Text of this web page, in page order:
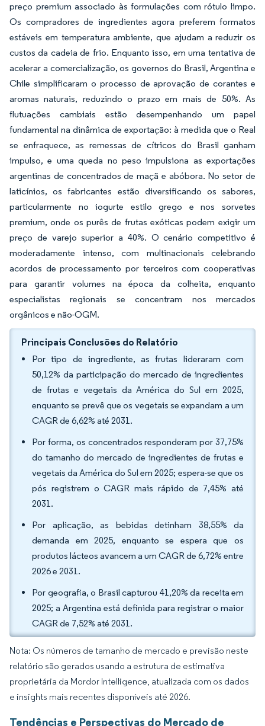
preço premium associado às formulações com rótulo limpo.
Os compradores de ingredientes agora preferem formatos
estáveis em temperatura ambiente, que ajudam a reduzir os
custos da cadeia de frio. Enquanto isso, em uma tentativa de
acelerar a comercialização, os governos do Brasil, Argentina e
Chile simplificaram o processo de aprovação de corantes e
aromas naturais, reduzindo o prazo em mais de 50%. As
flutuações cambiais estão desempenhando um papel
fundamental na dinâmica de exportação: à medida que o Real
se enfraquece, as remessas de cítricos do Brasil ganham
impulso, e uma queda no peso impulsiona as exportações
argentinas de concentrados de maçã e abóbora. No setor de
laticínios, os fabricantes estão diversificando os sabores,
particularmente no iogurte estilo grego e nos sorvetes
premium, onde os purês de frutas exóticas podem exigir um
preço de varejo superior a 40%. O cenário competitivo é
moderadamente intenso, com multinacionais celebrando
acordos de processamento por terceiros com cooperativas
para garantir volumes na época da colheita, enquanto
especialistas regionais se concentram nos mercados
orgânicos e não-OGM.
Principais Conclusões do Relatório
Por tipo de ingrediente, as frutas lideraram com
50,12% da participação do mercado de ingredientes
de frutas e vegetais da América do Sul em 2025,
enquanto se prevê que os vegetais se expandam a um
CAGR de 6,62% até 2031.
Por forma, os concentrados responderam por 37,75%
do tamanho do mercado de ingredientes de frutas e
vegetais da América do Sul em 2025; espera-se que os
pós registrem o CAGR mais rápido de 7,45% até
2031.
Por aplicação, as bebidas detinham 38,55% da
demanda em 2025, enquanto se espera que os
produtos lácteos avancem a um CAGR de 6,72% entre
2026 e 2031.
Por geografia, o Brasil capturou 41,20% da receita em
2025; a Argentina está definida para registrar o maior
CAGR de 7,52% até 2031.
Nota: Os números de tamanho de mercado e previsão neste
relatório são gerados usando a estrutura de estimativa
proprietária da Mordor Intelligence, atualizada com os dados
e insights mais recentes disponíveis até 2026.
Tendências e Perspectivas do Mercado de